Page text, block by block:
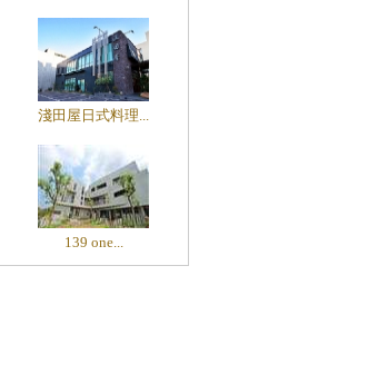
淺田屋日式料理...
139 one...